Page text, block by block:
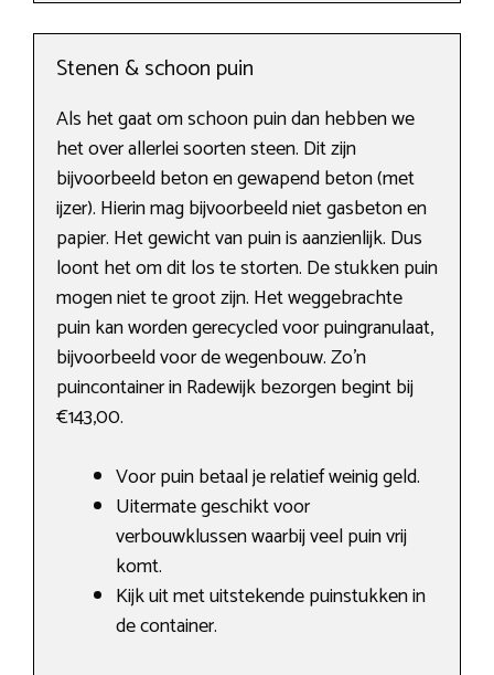
Stenen & schoon puin
Als het gaat om schoon puin dan hebben we
het over allerlei soorten steen. Dit zijn
bijvoorbeeld beton en gewapend beton (met
ijzer). Hierin mag bijvoorbeeld niet gasbeton en
papier. Het gewicht van puin is aanzienlijk. Dus
loont het om dit los te storten. De stukken puin
mogen niet te groot zijn. Het weggebrachte
puin kan worden gerecycled voor puingranulaat,
bijvoorbeeld voor de wegenbouw. Zo’n
puincontainer in Radewijk bezorgen begint bij
€143,00.
Voor puin betaal je relatief weinig geld.
Uitermate geschikt voor
verbouwklussen waarbij veel puin vrij
komt.
Kijk uit met uitstekende puinstukken in
de container.